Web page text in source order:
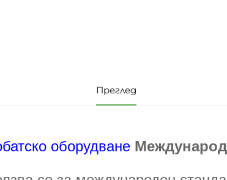
Преглед
оборудване